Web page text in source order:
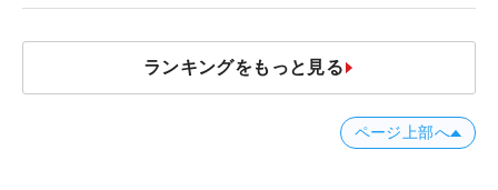
ランキングをもっと見る
ページ上部へ